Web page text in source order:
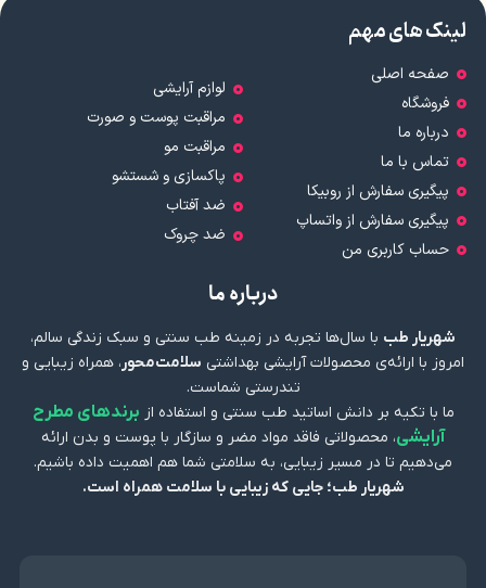
لینک های مهم
صفحه اصلی
فروشگاه
درباره ما
تماس با ما
پیگیری سفارش از روبیکا
پیگیری سفارش از واتساپ
حساب کاربری من
لوازم آرایشی
مراقبت پوست و صورت
مراقبت مو
پاکسازی و شستشو
ضد آفتاب
ضد چروک
درباره ما
شهریار طب با سال‌ها تجربه در زمینه طب سنتی و سبک زندگی سالم،
امروز با ارائه‌ی محصولات آرایشی بهداشتی سلامت‌محور ، همراه زیبایی و
تندرستی شماست.
ما با تکیه بر دانش اساتید طب سنتی و استفاده از برندهای مطرح
آرایشی، محصولاتی فاقد مواد مضر و سازگار با پوست و بدن ارائه
می‌دهیم تا در مسیر زیبایی، به سلامتی شما هم اهمیت داده باشیم.
شهریار طب؛ جایی که زیبایی با سلامت همراه است.